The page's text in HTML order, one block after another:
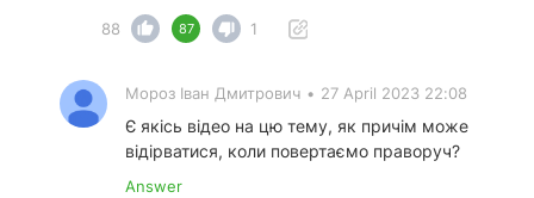
88
87 1
Мороз Іван Дмитрович • 27 April 2023 22:08
Є якісь відео на цю тему, як причім може
відірватися, коли повертаємо праворуч?
Answer